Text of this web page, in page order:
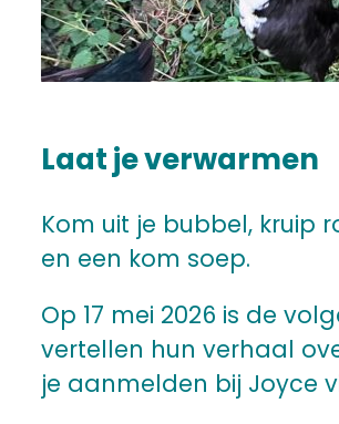
Laat je verwarmen
Kom uit je bubbel, kruip
en een kom soep.
Op 17 mei 2026 is de
vertellen hun verhaal
je aanmelden bij Joyce